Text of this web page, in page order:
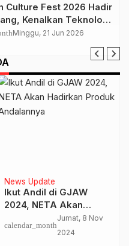
Culture Fest 2026 Hadir
Kenalkan Teknologi
Mode ke Masyarakat
Minggu, 21 Jun 2026
News Update
Ikut Andil di GJAW
2024, NETA Akan
Hadirkan Produk
Andalannya
calendar_month
Jumat, 8 Nov
2024